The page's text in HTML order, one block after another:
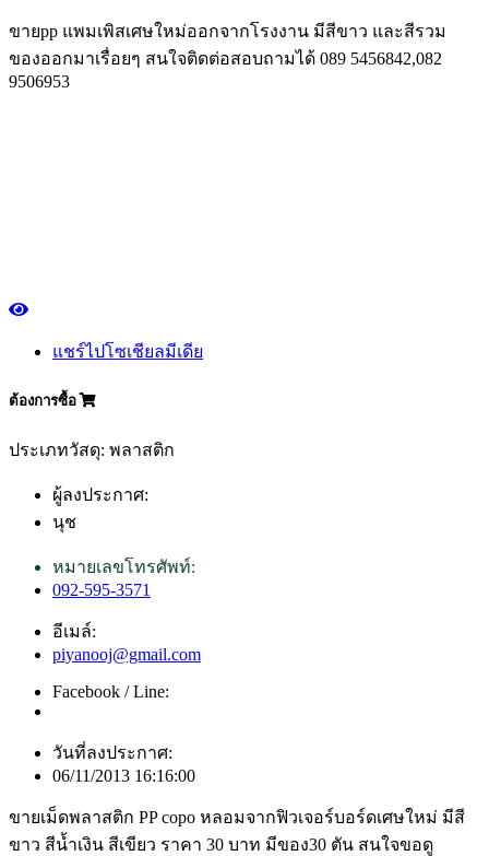
ขายpp แพมเพิสเศษใหม่ออกจากโรงงาน มีสีขาว และสีรวม
ของออกมาเรื่อยๆ สนใจติดต่อสอบถามได้ 089 5456842,082
9506953
แชร์ไปโซเชียลมีเดีย
ต้องการซื้อ
ประเภทวัสดุ: พลาสติก
ผู้ลงประกาศ:
นุช
หมายเลขโทรศัพท์:
092-595-3571
อีเมล์:
piyanooj@gmail.com
Facebook / Line:
วันที่ลงประกาศ:
06/11/2013 16:16:00
ขายเม็ดพลาสติก PP copo หลอมจากฟิวเจอร์บอร์ดเศษใหม่ มีสี
ขาว สีน้ำเงิน สีเขียว ราคา 30 บาท มีของ30 ตัน สนใจขอดู